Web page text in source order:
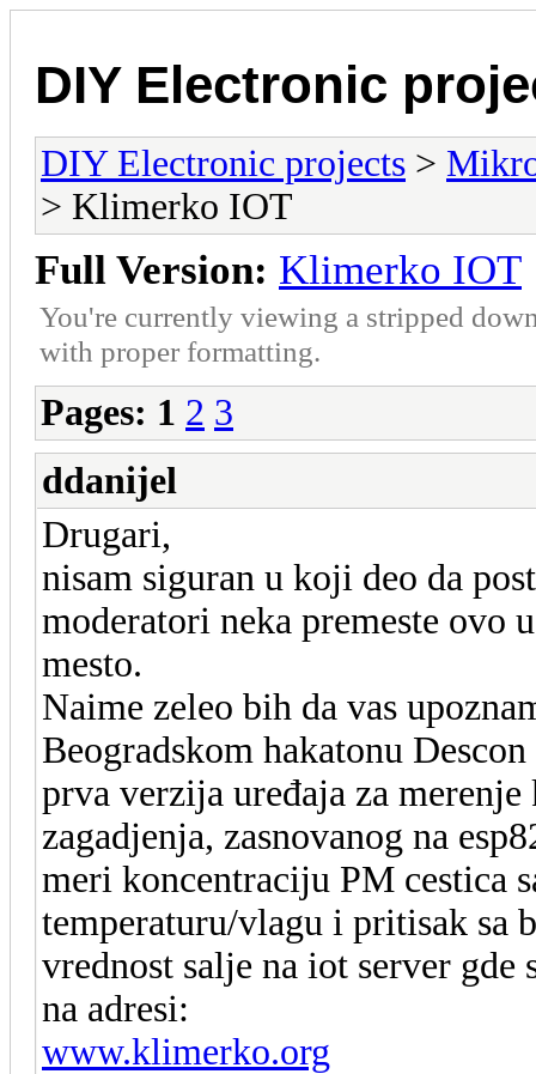
DIY Electronic
DIY Electronic projects >
> Klimerko IOT
Full Version: Klimerko IOT
You're currently viewing a stripped
with proper formatting.
Pages: 1 2 3
ddanijel
Drugari,
nisam siguran u koji deo da
moderatori neka premeste ovo
mesto.
Naime zeleo bih da vas
Beogradskom hakatonu
prva verzija uređaja za
zagadjenja, zasnovanog na
meri koncentraciju PM cestica
temperaturu/vlagu i pritisak sa
vrednost salje na iot server
na adresi:
www.klimerko.org